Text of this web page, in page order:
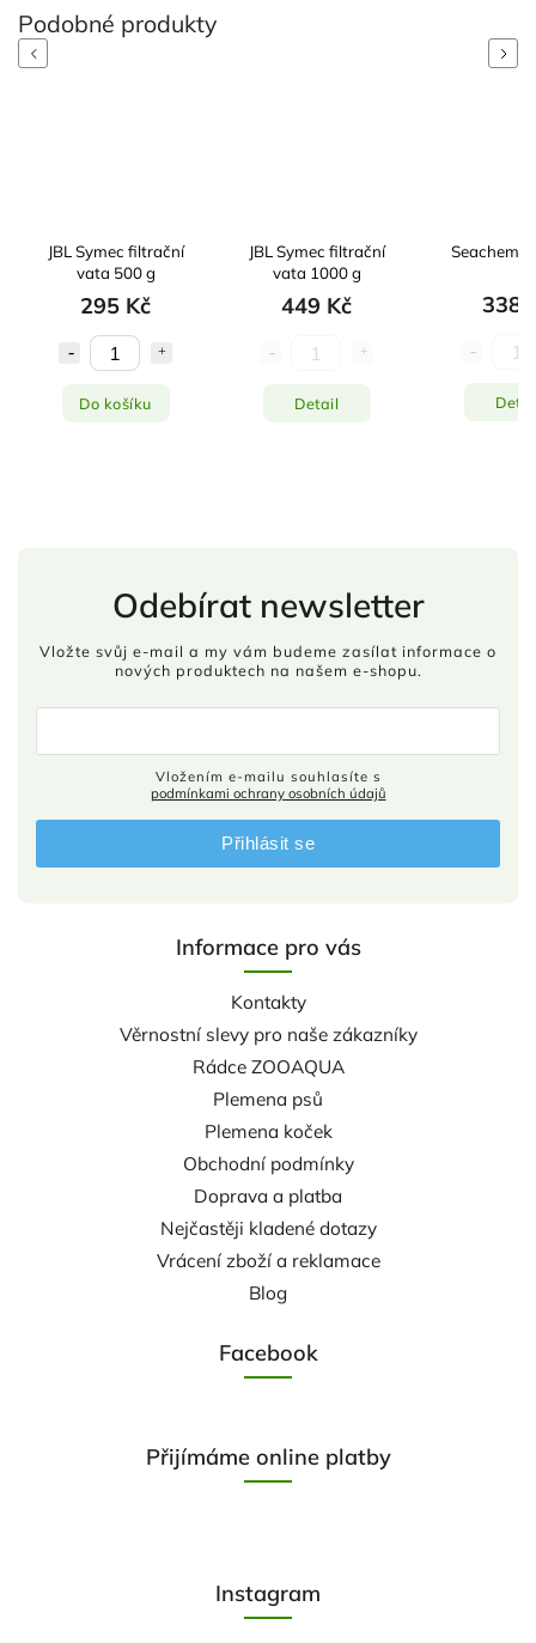
Previous
JBL Symec filtrační
vata 500 g
295 Kč
Do košíku
JBL Symec filtrační
vata 1000 g
449 Kč
Detail
Seachem
338
Next
Informace pro vás
Kontakty
Věrnostní slevy pro naše zákazníky
Rádce ZOOAQUA
Plemena psů
Plemena koček
Obchodní podmínky
Doprava a platba
Nejčastěji kladené dotazy
Vrácení zboží a reklamace
Blog
Facebook
Odebírat newsletter
Vložte svůj e-mail a my vám budeme zasílat informace o
nových produktech na našem e-shopu.
podmínkami ochrany osobních údajů
Přihlásit se
Přijímáme online platby
Instagram